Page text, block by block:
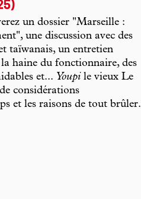
un dossier "Marseille :
une discussion avec des
taïwanais, un entretien
haine du fonctionnaire, des
et... Youpi le vieux Le
considérations
et les raisons de tout brûler.